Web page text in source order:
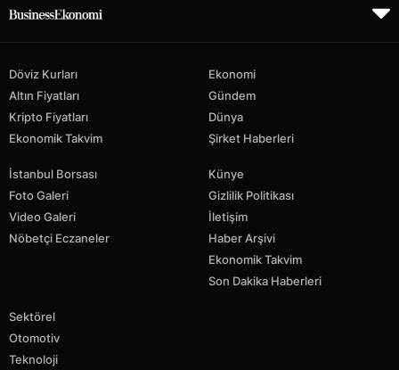
Döviz Kurları
Altın Fiyatları
Kripto Fiyatları
Ekonomik Takvim
Ekonomi
Gündem
Dünya
Şirket Haberleri
İstanbul Borsası
Foto Galeri
Video Galeri
Nöbetçi Eczaneler
Künye
Gizlilik Politikası
İletişim
Haber Arşivi
Ekonomik Takvim
Son Dakika Haberleri
Sektörel
Otomotiv
Teknoloji